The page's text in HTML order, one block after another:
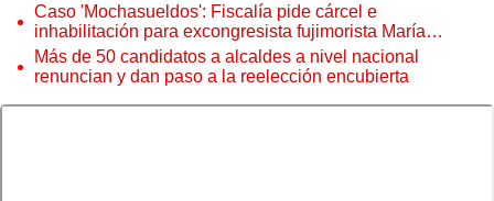
Caso 'Mochasueldos': Fiscalía pide cárcel e
inhabilitación para excongresista fujimorista María
Cordero Jon Tay
Más de 50 candidatos a alcaldes a nivel nacional
renuncian y dan paso a la reelección encubierta